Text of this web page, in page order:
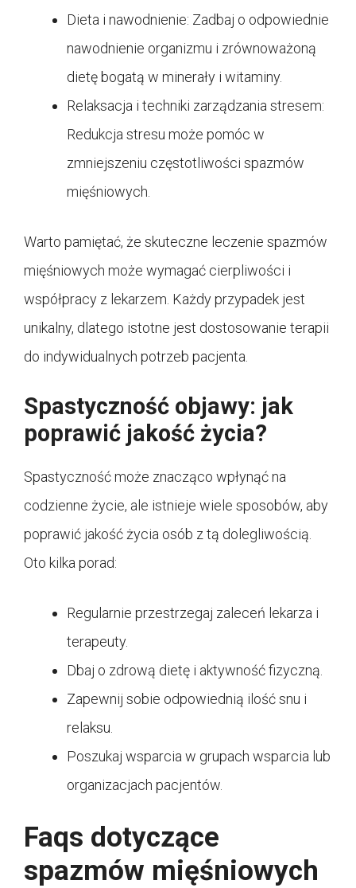
Dieta i nawodnienie: Zadbaj o odpowiednie
nawodnienie organizmu i zrównoważoną
dietę bogatą w minerały i witaminy.
Relaksacja i techniki zarządzania stresem:
Redukcja stresu może pomóc w
zmniejszeniu częstotliwości spazmów
mięśniowych.
Warto pamiętać, że skuteczne leczenie spazmów
mięśniowych może wymagać cierpliwości i
współpracy z lekarzem. Każdy przypadek jest
unikalny, dlatego istotne jest dostosowanie terapii
do indywidualnych potrzeb pacjenta.
Spastyczność objawy: jak
poprawić jakość życia?
Spastyczność może znacząco wpłynąć na
codzienne życie, ale istnieje wiele sposobów, aby
poprawić jakość życia osób z tą dolegliwością.
Oto kilka porad:
Regularnie przestrzegaj zaleceń lekarza i
terapeuty.
Dbaj o zdrową dietę i aktywność fizyczną.
Zapewnij sobie odpowiednią ilość snu i
relaksu.
Poszukaj wsparcia w grupach wsparcia lub
organizacjach pacjentów.
Faqs dotyczące
spazmów mięśniowych